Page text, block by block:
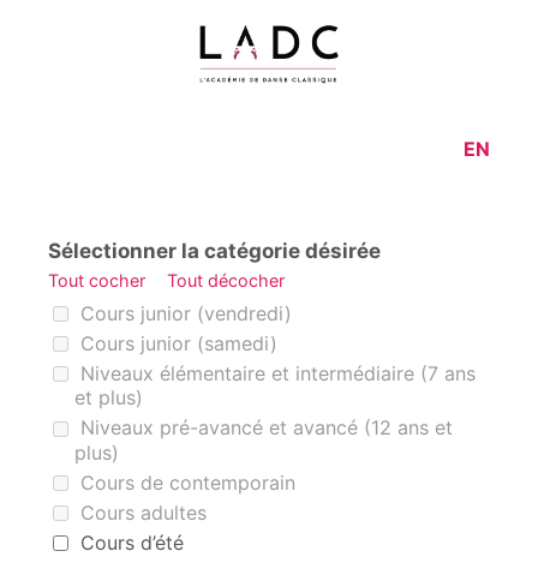
EN
Sélectionner la catégorie désirée
Tout cocher Tout décocher
Sélectionner la catégorie désirée
Cours junior (vendredi)
Cours junior (samedi)
Niveaux élémentaire et intermédiaire (7 ans
et plus)
Niveaux pré-avancé et avancé (12 ans et
plus)
Cours de contemporain
Cours adultes
Cours d’été